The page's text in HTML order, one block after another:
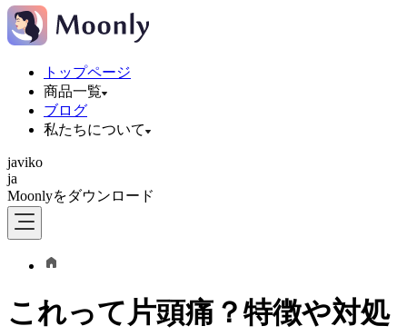
トップページ
商品一覧
ブログ
私たちについて
javiko
ja
Moonlyをダウンロード
これって片頭痛？特徴や対処